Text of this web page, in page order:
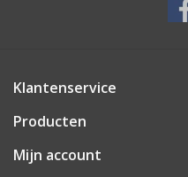
Klantenservice
Producten
Mijn account